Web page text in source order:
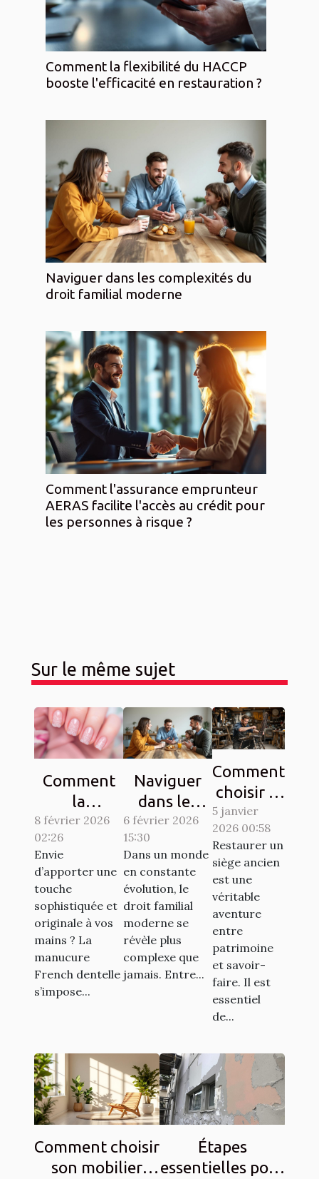
Comment la flexibilité du HACCP
booste l'efficacité en restauration ?
Naviguer dans les complexités du
droit familial moderne
Comment l'assurance emprunteur
AERAS facilite l'accès au crédit pour
les personnes à risque ?
Sur le même sujet
Comment
la
manucure
French
dentelle
transforme-
t-elle votre
style ?
8 février 2026
02:26
Envie
d’apporter une
touche
sophistiquée et
originale à vos
mains ? La
manucure
French dentelle
s’impose...
Naviguer
dans les
complexités
du droit
familial
moderne
6 février 2026
15:30
Dans un monde
en constante
évolution, le
droit familial
moderne se
révèle plus
complexe que
jamais. Entre...
Comment
choisir le
bon
artisan
pour
restaurer
vos
sièges
anciens ?
5 janvier
2026 00:58
Restaurer un
siège ancien
est une
véritable
aventure
entre
patrimoine
et savoir-
faire. Il est
essentiel
de...
Comment choisir
son mobilier
Étapes
essentielles pour